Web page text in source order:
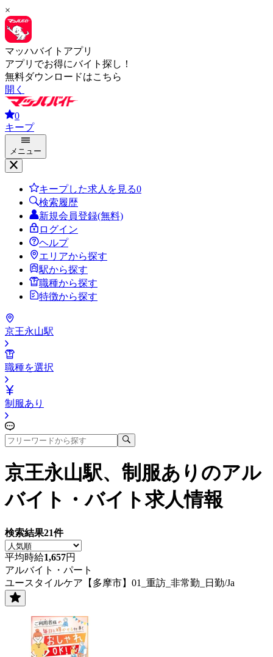
×
マッハバイトアプリ
アプリでお得にバイト探し！
無料ダウンロードはこちら
開く
0
キープ
メニュー
キープした求人を見る0
検索履歴
新規会員登録(無料)
ログイン
ヘルプ
エリアから探す
駅から探す
職種から探す
特徴から探す
京王永山駅
職種を選択
制服あり
京王永山駅、制服あり のアル
バイト・バイト求人情報
検索結果21件
平均時給1,657円
アルバイト・パート
ユースタイルケア【多摩市】01_重訪_非常勤_日勤/Ja